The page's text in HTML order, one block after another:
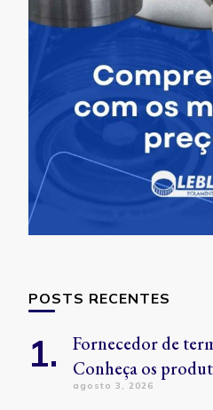
POSTS RECENTES
Fornecedor de
Conheça os
agosto 3, 2026